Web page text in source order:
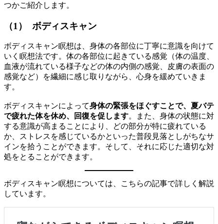
つかご紹介します。
（1） ボディスキャン
ボディスキャン瞑想は、身体の各部位に丁寧に意識を向けて
いく瞑想法です。体の各部位に起きている感覚（体の温度、
血液が流れている様子などの体の内側の感覚、皮膚の表面の
感覚など）を繊細に感じ取りながら、心身を緩めていきま
す。
ボディスキャンによって身体の緊張をほぐすことで、夏バテ
で疲れた体を休め、回復を促します。また、身体の状態に対
する意識が高まることにより、どの部分が特に疲れている
か、ストレスを感じているかといった普段見落としがちなサ
インを拾うことができます。そして、それに応じた適切な対
処をとることができます。
ボディスキャン瞑想については、こちらの記事で詳しく解説
しています。